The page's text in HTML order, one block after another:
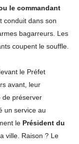
le commandant
conduit dans son
bagarreurs. Les
coupent le souffle.
le Préfet
avant, leur
de préserver
un service au
le Président du
ville. Raison ? Le